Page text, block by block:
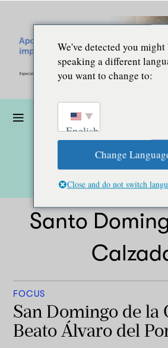
Santo
FOCUS
San Domingo de la
Beato Álvaro del
We've detected you might
speaking a different
you want to change to:
English
Change
Close and do not switch